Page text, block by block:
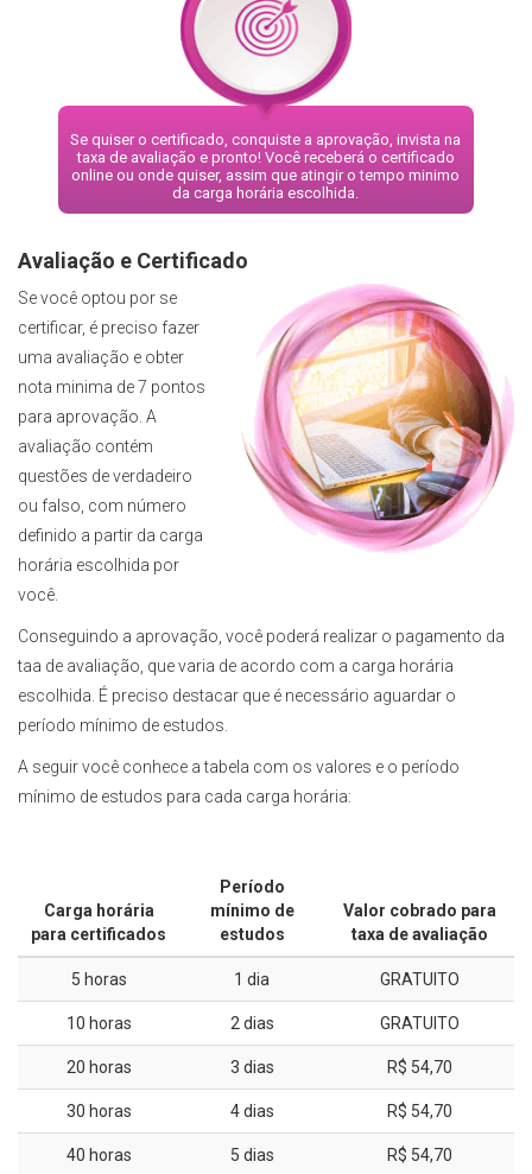
Se quiser o certificado, conquiste a aprovação, invista na
taxa de avaliação e pronto! Você receberá o certificado
online ou onde quiser, assim que atingir o tempo minimo
da carga horária escolhida.
Avaliação e Certificado
Se você optou por se
certificar, é preciso fazer
uma avaliação e obter
nota minima de 7 pontos
para aprovação. A
avaliação contém
questões de verdadeiro
ou falso, com número
definido a partir da carga
horária escolhida por
você.
Conseguindo a aprovação, você poderá realizar o pagamento da
taa de avaliação, que varia de acordo com a carga horária
escolhida. É preciso destacar que é necessário aguardar o
período mínimo de estudos.
A seguir você conhece a tabela com os valores e o período
mínimo de estudos para cada carga horária:
Carga horária
para certificados
Período
mínimo de
estudos
Valor cobrado para
taxa de avaliação
5 horas 1 dia GRATUITO
10 horas 2 dias GRATUITO
20 horas 3 dias R$ 54,70
30 horas 4 dias R$ 54,70
40 horas 5 dias R$ 54,70